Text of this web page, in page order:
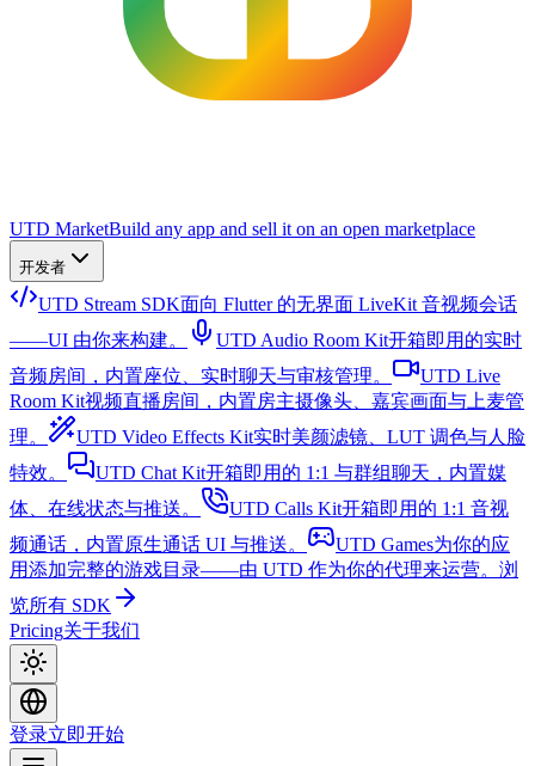
UTD MarketBuild any app and sell it on an open marketplace
开发者
UTD Stream SDK面向 Flutter 的无界面 LiveKit 音视频会话
——UI 由你来构建。
UTD Audio Room Kit开箱即用的实时
音频房间，内置座位、实时聊天与审核管理。
UTD Live
Room Kit视频直播房间，内置房主摄像头、嘉宾画面与上麦管
理。
UTD Video Effects Kit实时美颜滤镜、LUT 调色与人脸
特效。
UTD Chat Kit开箱即用的 1:1 与群组聊天，内置媒
体、在线状态与推送。
UTD Calls Kit开箱即用的 1:1 音视
频通话，内置原生通话 UI 与推送。
UTD Games为你的应
用添加完整的游戏目录——由 UTD 作为你的代理来运营。 浏
览所有 SDK
Pricing关于我们
登录立即开始